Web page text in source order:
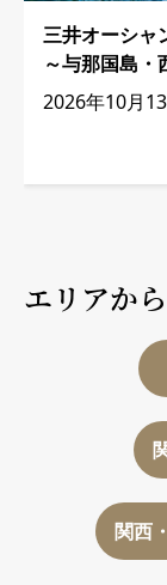
三井オーシ
～与那国島・
2026年10月
エリアか
関西